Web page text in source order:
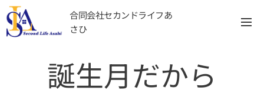
合同会社セカンドライフあ
さひ
誕生月だから